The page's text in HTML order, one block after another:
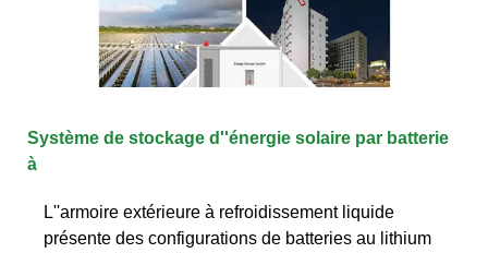
Système de stockage d''énergie solaire par batterie
à
L''armoire extérieure à refroidissement liquide
présente des configurations de batteries au lithium